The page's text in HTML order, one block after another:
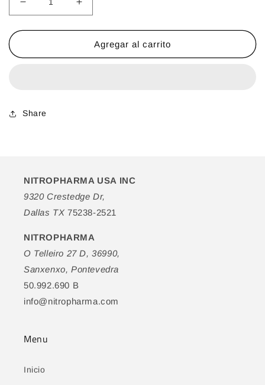
Reducir
cantidad
para
Clinic
Aumentar
cantidad
para
Transparent
Clinic
Agregar al carrito
Share
NITROPHARMA USA INC
9320 Crestedge Dr,
Dallas TX 75238-2521
NITROPHARMA
O Telleiro 27 D, 36990,
Sanxenxo, Pontevedra
50.992.690 B
info@nitropharma.com
Menu
Inicio